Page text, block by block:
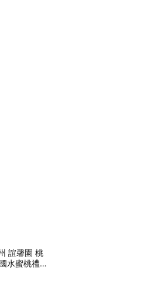
誼馨園 桃
水蜜桃禮